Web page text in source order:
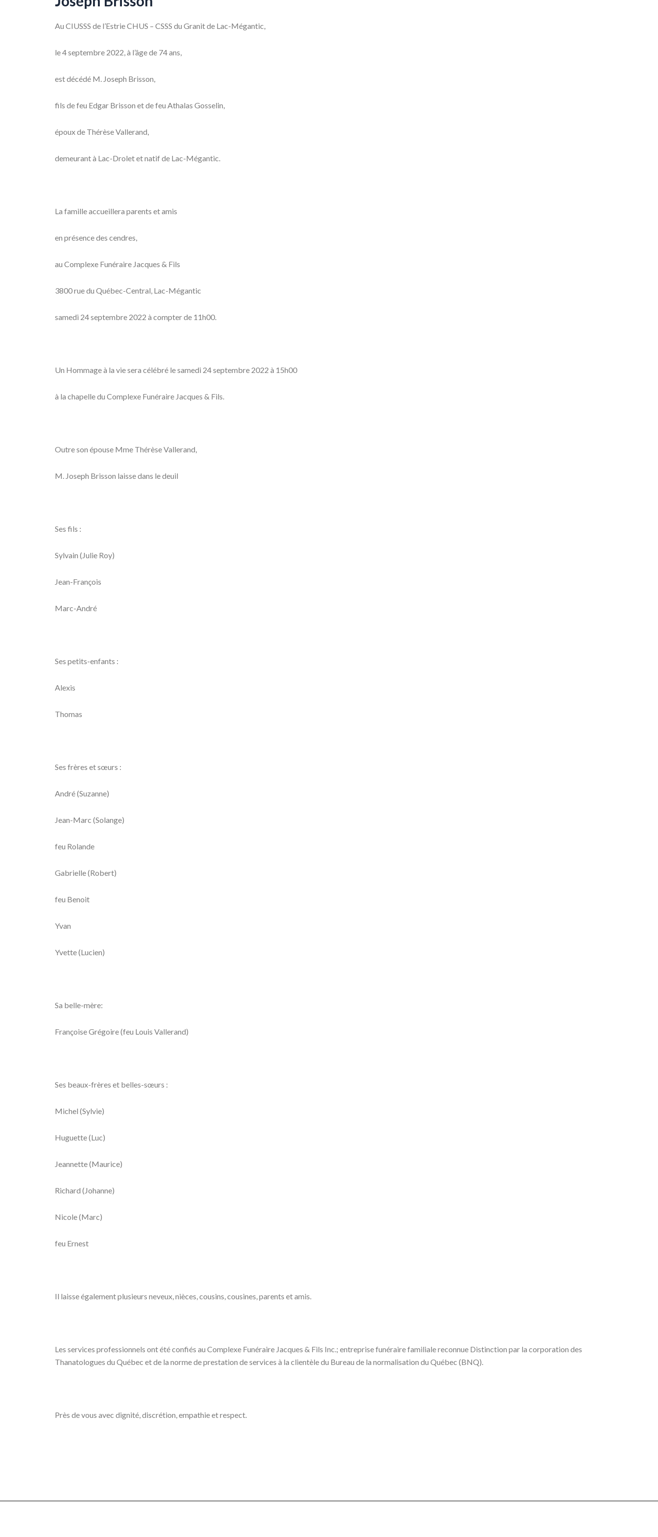
Au CIUSSS de l’Estrie CHUS – CSSS du Granit de Lac-Mégantic,
le 4 septembre 2022, à l’âge de 74 ans,
est décédé M. Joseph Brisson,
fils de feu Edgar Brisson et de feu Athalas Gosselin,
époux de Thérèse Vallerand,
demeurant à Lac-Drolet et natif de Lac-Mégantic.
La famille accueillera parents et amis
en présence des cendres,
au Complexe Funéraire Jacques & Fils
3800 rue du Québec-Central, Lac-Mégantic
samedi 24 septembre 2022 à compter de 11h00.
Un Hommage à la vie sera célébré le samedi 24 septembre 2022 à 15h00
à la chapelle du Complexe Funéraire Jacques & Fils.
Outre son épouse Mme Thérèse Vallerand,
M. Joseph Brisson laisse dans le deuil
Ses fils :
Sylvain (Julie Roy)
Jean-François
Marc-André
Ses petits-enfants :
Alexis
Thomas
Ses frères et sœurs :
André (Suzanne)
Jean-Marc (Solange)
feu Rolande
Gabrielle (Robert)
feu Benoit
Yvan
Yvette (Lucien)
Sa belle-mère:
Françoise Grégoire (feu Louis Vallerand)
Ses beaux-frères et belles-sœurs :
Michel (Sylvie)
Huguette (Luc)
Jeannette (Maurice)
Richard (Johanne)
Nicole (Marc)
feu Ernest
Il laisse également plusieurs neveux, nièces, cousins, cousines, parents et amis.
Les services professionnels ont été confiés au Complexe Funéraire Jacques & Fils Inc.; entreprise funéraire familiale reconnue Distinction par la corporation des
Thanatologues du Québec et de la norme de prestation de services à la clientèle du Bureau de la normalisation du Québec (BNQ).
Près de vous avec dignité, discrétion, empathie et respect.